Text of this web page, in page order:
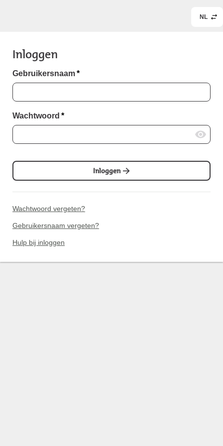
NL
Inloggen
Gebruikersnaam*
Wachtwoord *
Inloggen
Wachtwoord vergeten?
Gebruikersnaam vergeten?
Hulp bij inloggen